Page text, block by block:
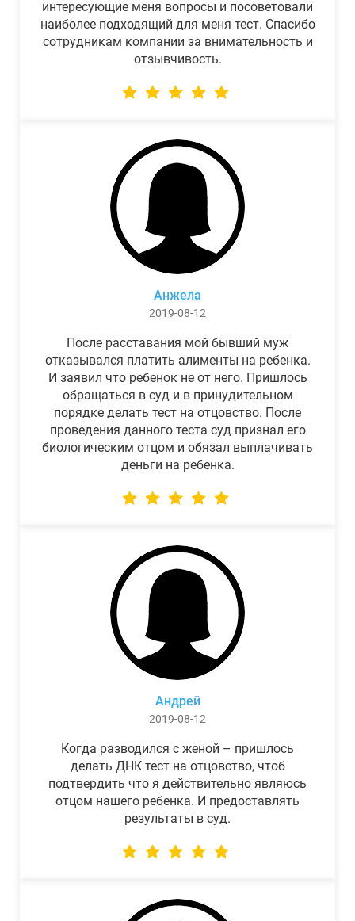
интересующие меня вопросы и посоветовали
наиболее подходящий для меня тест. Спасибо
сотрудникам компании за внимательность и
отзывчивость.
Анжела
2019-08-12
После расставания мой бывший муж
отказывался платить алименты на ребенка.
И заявил что ребенок не от него. Пришлось
обращаться в суд и в принудительном
порядке делать тест на отцовство. После
проведения данного теста суд признал его
биологическим отцом и обязал выплачивать
деньги на ребенка.
Андрей
2019-08-12
Когда разводился с женой – пришлось
делать ДНК тест на отцовство, чтоб
подтвердить что я действительно являюсь
отцом нашего ребенка. И предоставлять
результаты в суд.